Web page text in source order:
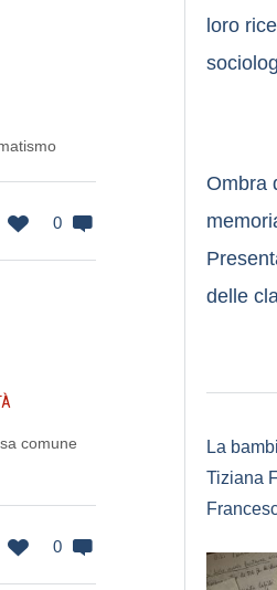
0
comune
0
loro
Ombra
delle
La
Tiziana